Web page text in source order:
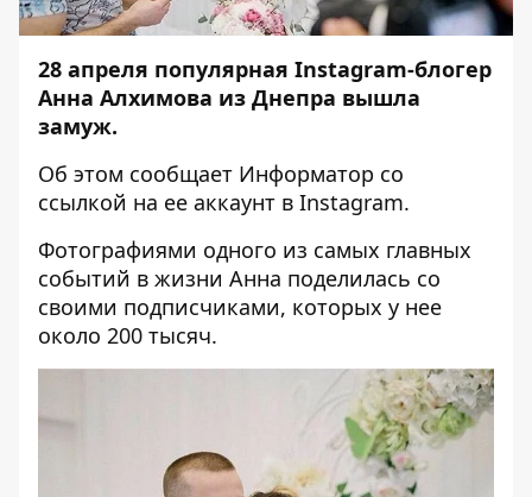
28 апреля популярная Instagram-блогер
Анна Алхимова из Днепра вышла
замуж.
Об этом сообщает Информатор со
ссылкой на ее аккаунт в Instagram.
Фотографиями одного из самых главных
событий в жизни Анна поделилась со
своими подписчиками, которых у нее
около 200 тысяч.